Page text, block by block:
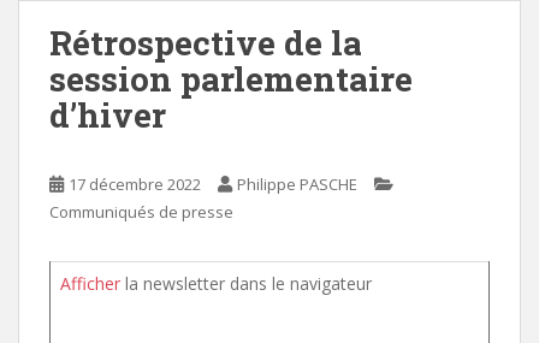
Rétrospective de la
session parlementaire
d’hiver
17 décembre 2022
Philippe PASCHE
Communiqués de presse
Afficher la newsletter dans le navigateur